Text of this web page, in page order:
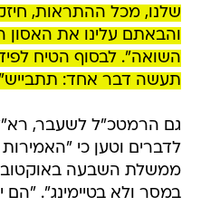
שלנו, מכל ההתראות,
והבאתם עלינו את האסון
השואה". לבסוף הטיח
תעשה דבר אחד:
גם הרמטכ"ל לשעבר, רא"ל
לדברים וטען כי
ממשלת השבעה
במסר ולא בטיימינג".